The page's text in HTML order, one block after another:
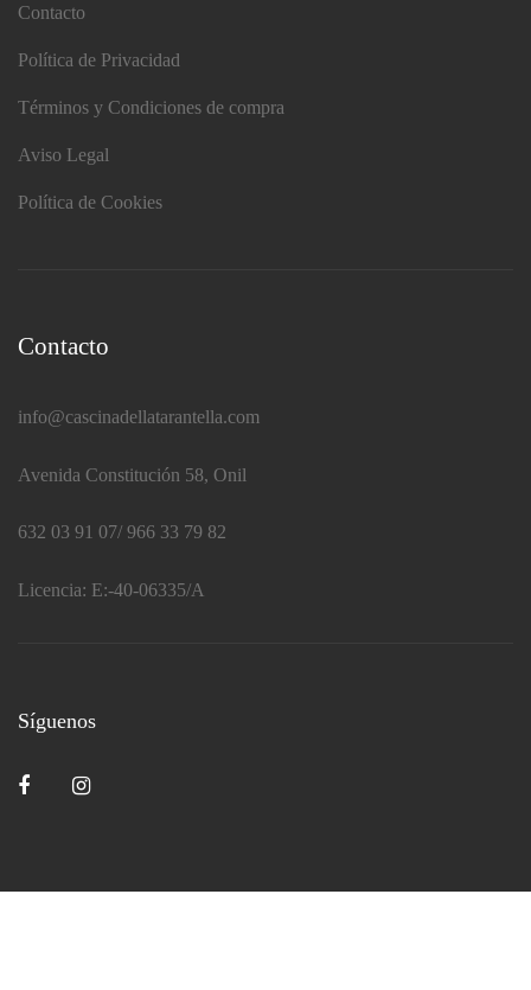
Contacto
Política de Privacidad
Términos y Condiciones de compra
Aviso Legal
Política de Cookies
Contacto
info@cascinadellatarantella.com
Avenida Constitución 58, Onil
632 03 91 07/ 966 33 79 82
Licencia: E:-40-06335/A
Síguenos